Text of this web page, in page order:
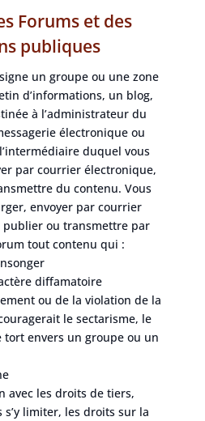
Forums et des
publiques
un groupe ou une zone
d’informations, un blog,
à l’administrateur du
électronique ou
duquel vous
par courrier électronique,
du contenu. Vous
envoyer par courrier
ou transmettre par
tout contenu qui :
diffamatoire
ou de la violation de la
le sectarisme, le
tort envers un groupe ou un
avec les droits de tiers,
limiter, les droits sur la